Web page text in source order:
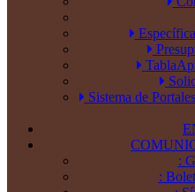
Sistema de
:
: